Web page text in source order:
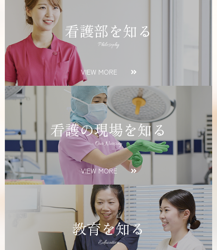
看護部を知る
Philosophy
VIEW MORE
看護の現場を知る
Our Nursing
VIEW MORE
教育を知る
Education